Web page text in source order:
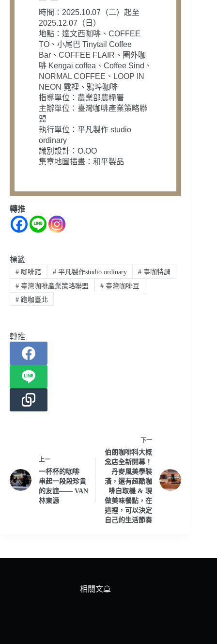
時間：2025.10.07（二）起至
2025.12.07（日）
地點：達文西咖啡、COFFEE
TO、小尾巴 Tinytail Coffee
Bar、COFFEE FLAIR、圈外咖
啡 Kengai coffea、Coffee Sind、
NORMAL COFFEE、LOOP IN
NEON 霓裡、鴉埠咖啡
指導單位：農業部農糧署
主辦單位：臺灣咖啡產業策略聯
盟
執行單位：平凡製作 studio
ordinary
識別設計：O.OO
集章地圖插畫：和平製品
轉推
標籤
#咖啡館 #平凡製作studio ordinary # 臺咖特調
#臺灣咖啡產業策略聯盟 #臺灣咖啡豆
#跑咖臺北
轉推
上一
一杯杯的咖啡
串起一段段珍貴
的友誼—— VAN
林東源
下一
伯朗咖啡科大概
念店全新開幕！
丹麥風美學裝
潢，還有超酷咖
啡自取機 & 現
做美味餐點，在
這裡，可以決定
自己的生活節奏
相關文章